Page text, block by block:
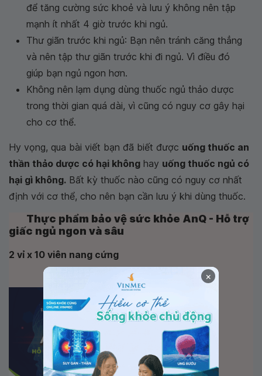
để tăng cường sức khoẻ và lưu ý không nên tập
mạnh ít nhất 4 giờ trước khi ngủ.
Thư giãn trước khi ngủ: Bạn nên tránh căng thẳng
và nên tập thư giãn trước khi đi ngủ. Vì điều đó
giúp bạn ngủ ngon hơn.
Không nên lạm dụng dùng thuốc ngủ thảo dược
trong thời gian quá dài, vì cũng có nguy cơ gây hại
cho cơ thể.
Hy vọng, qua bài viết bạn đã biết được uống thuốc an
thần thảo dược có hại không hay uống thuốc ngủ có
hại gì không. Bất kỳ thuốc nào cũng có nguy cơ nhất
định với cơ thể, cho nên bạn cần lưu ý khi dùng thuốc.
Thực phẩm bảo vệ sức khỏe AnQ - Hỗ trợ
giấc ngủ ngon và sâu
2 vỉ x 10 viên nang cứng
×